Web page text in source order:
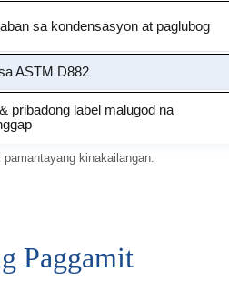
kinakailangan.
sa kondensasyon at paglubog
ASTM D882
pribadong label malugod na
Paggamit